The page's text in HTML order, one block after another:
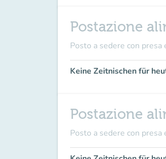
Postazione
Posto a sedere con
Keine Zeitnischen für
Postazione
Posto a sedere con